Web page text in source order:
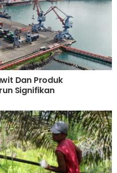
Dan Produk
Signifikan